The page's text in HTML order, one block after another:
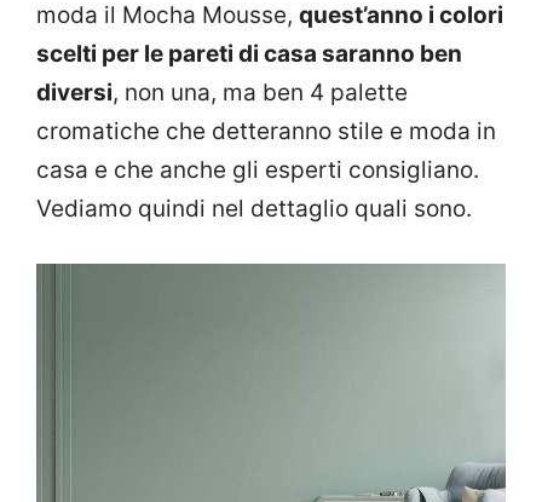
moda il Mocha Mousse, quest’anno i colori
scelti per le pareti di casa saranno ben
diversi, non una, ma ben 4 palette
cromatiche che detteranno stile e moda in
casa e che anche gli esperti consigliano.
Vediamo quindi nel dettaglio quali sono.